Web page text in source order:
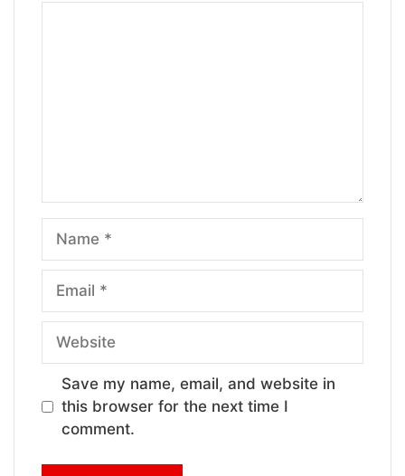
Name
Email
Website
Save my name, email, and website in
this browser for the next time I
comment.